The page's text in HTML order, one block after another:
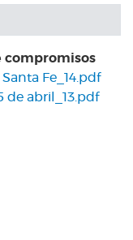
compromisos
Fe_14.pdf
de abril_13.pdf